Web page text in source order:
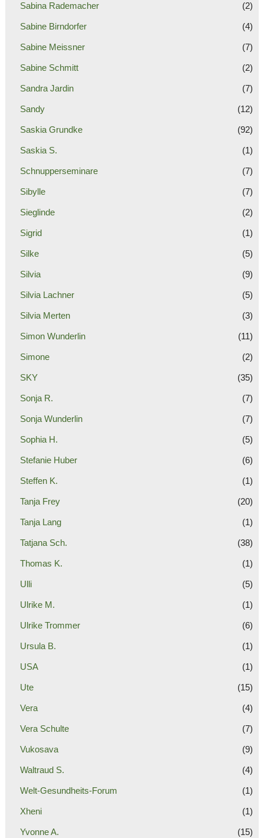
Sabina Rademacher (2)
Sabine Birndorfer (4)
Sabine Meissner (7)
Sabine Schmitt (2)
Sandra Jardin (7)
Sandy (12)
Saskia Grundke (92)
Saskia S. (1)
Schnupperseminare (7)
Sibylle (7)
Sieglinde (2)
Sigrid (1)
Silke (5)
Silvia (9)
Silvia Lachner (5)
Silvia Merten (3)
Simon Wunderlin (11)
Simone (2)
SKY (35)
Sonja R. (7)
Sonja Wunderlin (7)
Sophia H. (5)
Stefanie Huber (6)
Steffen K. (1)
Tanja Frey (20)
Tanja Lang (1)
Tatjana Sch. (38)
Thomas K. (1)
Ulli (5)
Ulrike M. (1)
Ulrike Trommer (6)
Ursula B. (1)
USA (1)
Ute (15)
Vera (4)
Vera Schulte (7)
Vukosava (9)
Waltraud S. (4)
Welt-Gesundheits-Forum (1)
Xheni (1)
Yvonne A. (15)